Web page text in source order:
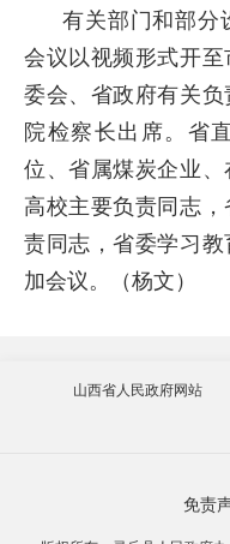
有关部门和部分
会议以视频形式开
委会、省政府有关
院检察长出席。省
位、省属煤炭企业
高校主要负责同志
责同志，省委学习
加会议。（杨文）
山西省人民政府网站
免责